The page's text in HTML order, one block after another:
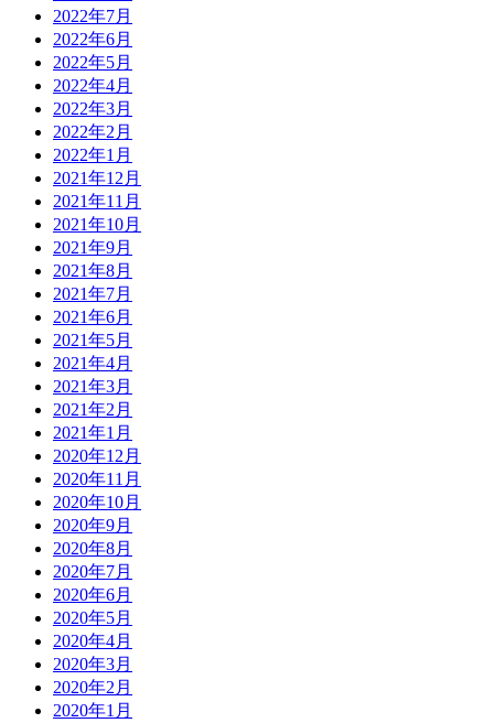
2022年7月
2022年6月
2022年5月
2022年4月
2022年3月
2022年2月
2022年1月
2021年12月
2021年11月
2021年10月
2021年9月
2021年8月
2021年7月
2021年6月
2021年5月
2021年4月
2021年3月
2021年2月
2021年1月
2020年12月
2020年11月
2020年10月
2020年9月
2020年8月
2020年7月
2020年6月
2020年5月
2020年4月
2020年3月
2020年2月
2020年1月